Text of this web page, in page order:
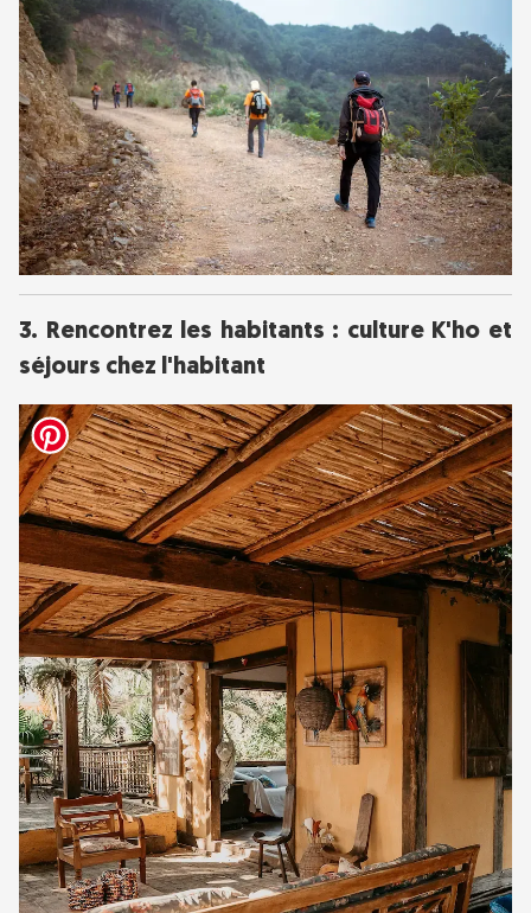
3. Rencontrez les habitants : culture K'ho et
séjours chez l'habitant